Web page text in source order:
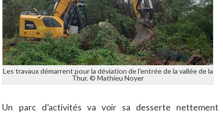
Les travaux démarrent pour la déviation de l'entrée de la vallée de la
Thur. © Mathieu Noyer
Un parc d’activités va voir sa desserte nettement